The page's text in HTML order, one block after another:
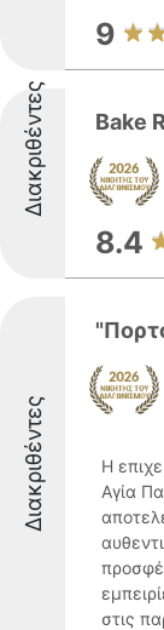
9
Διακριθέντες Bake
8.4
Διακριθέντες
Η
Αγία
στις